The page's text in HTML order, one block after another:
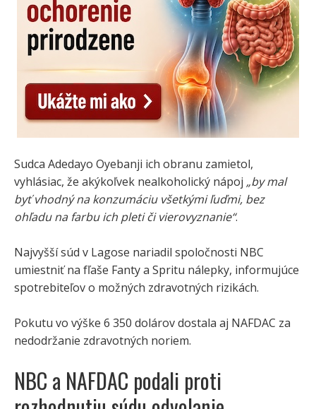
Sudca Adedayo Oyebanji ich obranu zamietol,
vyhlásiac, že akýkoľvek nealkoholický nápoj „by mal
byť vhodný na konzumáciu všetkými ľuďmi, bez
ohľadu na farbu ich pleti či vierovyznanie“.
Najvyšší súd v Lagose nariadil spoločnosti NBC
umiestniť na fľaše Fanty a Spritu nálepky, informujúce
spotrebiteľov o možných zdravotných rizikách.
Pokutu vo výške 6 350 dolárov dostala aj NAFDAC za
nedodržanie zdravotných noriem.
NBC a NAFDAC podali proti